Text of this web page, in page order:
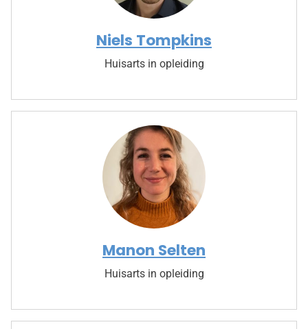
Niels Tompkins
Huisarts in opleiding
Manon Selten
Huisarts in opleiding